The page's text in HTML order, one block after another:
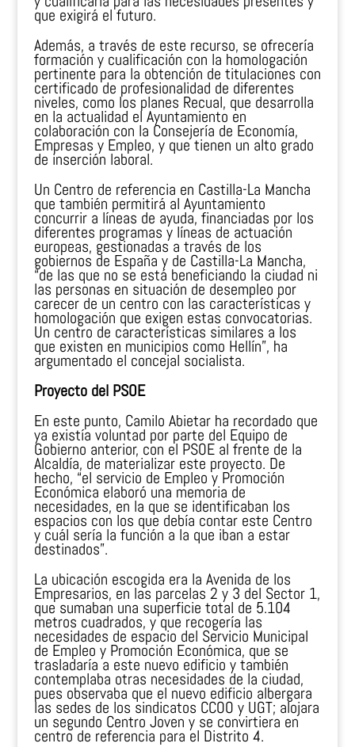
que exigirá el futuro.
Además, a través de este recurso, se ofrecería
formación y cualificación con la homologación
pertinente para la obtención de titulaciones con
certificado de profesionalidad de diferentes
niveles, como los planes Recual, que desarrolla
en la actualidad el Ayuntamiento en
colaboración con la Consejería de Economía,
Empresas y Empleo, y que tienen un alto grado
de inserción laboral.
Un Centro de referencia en Castilla-La Mancha
que también permitirá al Ayuntamiento
concurrir a líneas de ayuda, financiadas por los
diferentes programas y líneas de actuación
europeas, gestionadas a través de los
gobiernos de España y de Castilla-La Mancha,
“de las que no se está beneficiando la ciudad ni
las personas en situación de desempleo por
carecer de un centro con las características y
homologación que exigen estas convocatorias.
Un centro de características similares a los
que existen en municipios como Hellín”, ha
argumentado el concejal socialista.
Proyecto del PSOE
En este punto, Camilo Abietar ha recordado que
ya existía voluntad por parte del Equipo de
Gobierno anterior, con el PSOE al frente de la
Alcaldía, de materializar este proyecto. De
hecho, “el servicio de Empleo y Promoción
Económica elaboró una memoria de
necesidades, en la que se identificaban los
espacios con los que debía contar este Centro
y cuál sería la función a la que iban a estar
destinados”.
La ubicación escogida era la Avenida de los
Empresarios, en las parcelas 2 y 3 del Sector 1,
que sumaban una superficie total de 5.104
metros cuadrados, y que recogería las
necesidades de espacio del Servicio Municipal
de Empleo y Promoción Económica, que se
trasladaría a este nuevo edificio y también
contemplaba otras necesidades de la ciudad,
pues observaba que el nuevo edificio albergara
las sedes de los sindicatos CCOO y UGT; alojara
un segundo Centro Joven y se convirtiera en
centro de referencia para el Distrito 4.